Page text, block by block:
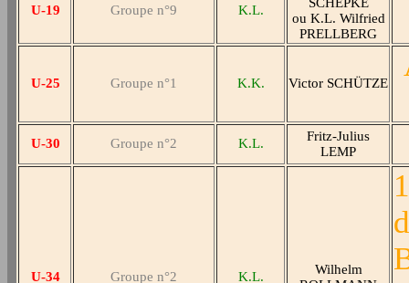
U-19 Groupe n°9 K.L.
ou K.L. Wilfried
PRELLBERG
U-25 Groupe n°1 K.K. Victor SCHÜTZE
U-30 Groupe n°2 K.L.
Fritz-Julius
LEMP
U-34 Groupe n°2 K.L.
Wilhelm